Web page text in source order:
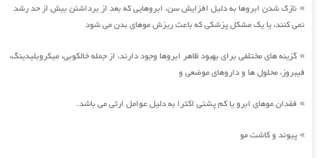
» نازک شدن ابروها به دلیل افزایش سن، ابروهایی که بعد از برداشتن بیش از حد رشد
نمی کنند، یا یک مشکل پزشکی که باعث ریزش موهای بدن می شود
» گزینه های مختلفی برای بهبود ظاهر ابروها وجود دارند، از جمله خالکوبی، میکروبلیدینگ،
فیبروز، محلول ها و داروهای موضعی و
» فقدان موهای ابرو یا کم پشتی اکثرا به دلیل عوامل ارثی می باشد.
» پیوند و کاشت مو